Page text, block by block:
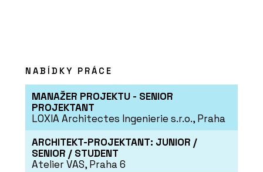
ČLÁNKY
Secesní byt na nábřeží
NABÍDKY PRÁCE
MANAŽER PROJEKTU - SENIOR
PROJEKTANT
LOXIA Architectes Ingenierie s.r.o., Praha
ARCHITEKT-PROJEKTANT: JUNIOR /
SENIOR / STUDENT
Atelier VAS, Praha 6